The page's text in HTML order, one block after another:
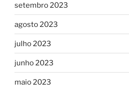
setembro 2023
agosto 2023
julho 2023
junho 2023
maio 2023